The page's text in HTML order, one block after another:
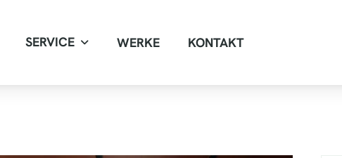
SERVICE WERKE KONTAKT